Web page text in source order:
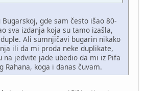
gde sam često išao 80-
sva izdanja koja su tamo izašla,
Ali sumnjičavi bugarin nikako
ili da mi proda neke duplikate,
na jedvite jade ubedio da mi iz Pifa
Rahana, koga i danas čuvam.